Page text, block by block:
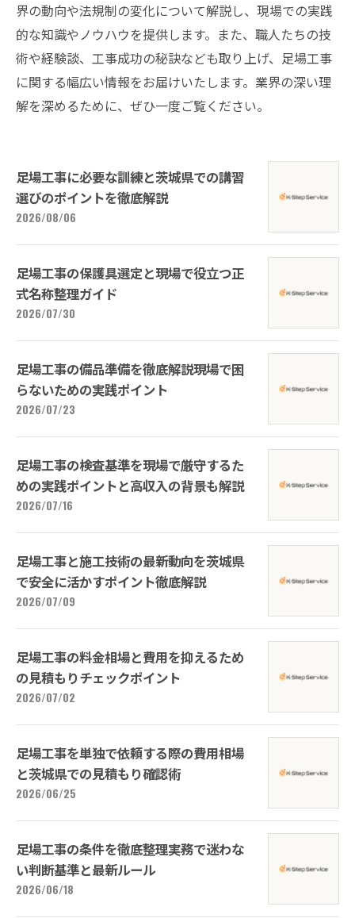
界の動向や法規制の変化について解説し、現場での実践
的な知識やノウハウを提供します。また、職人たちの技
術や経験談、工事成功の秘訣なども取り上げ、足場工事
に関する幅広い情報をお届けいたします。業界の深い理
解を深めるために、ぜひ一度ご覧ください。
足場工事に必要な訓練と茨城県での講習
選びのポイントを徹底解説
2026/08/06
足場工事の保護具選定と現場で役立つ正
式名称整理ガイド
2026/07/30
足場工事の備品準備を徹底解説現場で困
らないための実践ポイント
2026/07/23
足場工事の検査基準を現場で厳守するた
めの実践ポイントと高収入の背景も解説
2026/07/16
足場工事と施工技術の最新動向を茨城県
で安全に活かすポイント徹底解説
2026/07/09
足場工事の料金相場と費用を抑えるため
の見積もりチェックポイント
2026/07/02
足場工事を単独で依頼する際の費用相場
と茨城県での見積もり確認術
2026/06/25
足場工事の条件を徹底整理実務で迷わな
い判断基準と最新ルール
2026/06/18